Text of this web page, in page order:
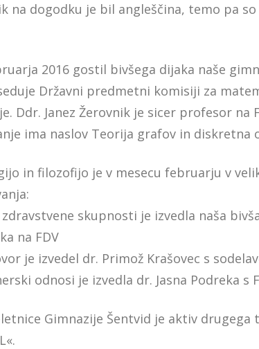
na dogodku je bil angleščina, temo pa
2016 gostil bivšega dijaka naše
Državni predmetni komisiji za
Ddr. Janez Žerovnik je sicer profesor
ima naslov Teorija grafov in diskretna
in filozofijo je v mesecu februarju v
skupnosti je izvedla naša
na FDV
je izvedel dr. Primož Krašovec s
odnosi je izvedla dr. Jasna Podreka s
Gimnazije Šentvid je aktiv drugega